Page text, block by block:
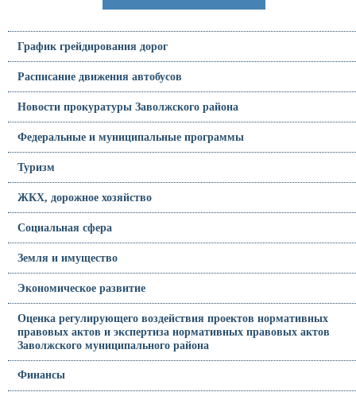
График грейдирования дорог
Расписание движения автобусов
Новости прокуратуры Заволжского района
Федеральные и муниципальные программы
Туризм
ЖКХ, дорожное хозяйство
Социальная сфера
Земля и имущество
Экономическое развитие
Оценка регулирующего воздействия проектов нормативных
правовых актов и экспертиза нормативных правовых актов
Заволжского муниципального района
Финансы